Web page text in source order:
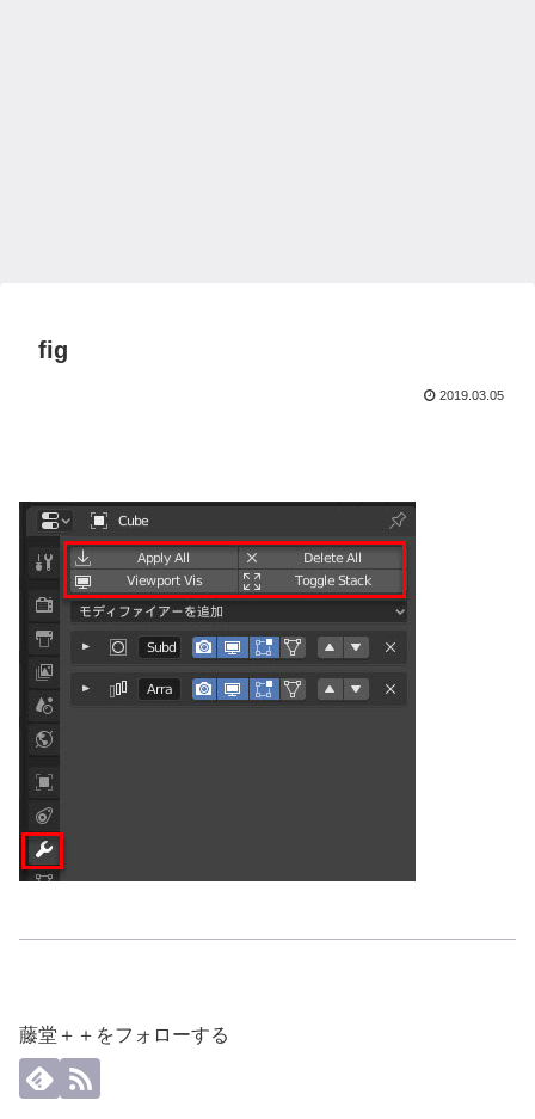
fig
2019.03.05
藤堂＋＋をフォローする